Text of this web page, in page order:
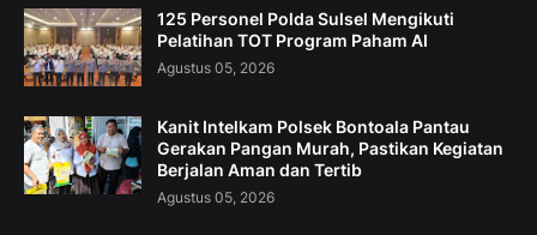
125 Personel Polda Sulsel Mengikuti
Pelatihan TOT Program Paham AI
Agustus 05, 2026
Kanit Intelkam Polsek Bontoala Pantau
Gerakan Pangan Murah, Pastikan Kegiatan
Berjalan Aman dan Tertib
Agustus 05, 2026